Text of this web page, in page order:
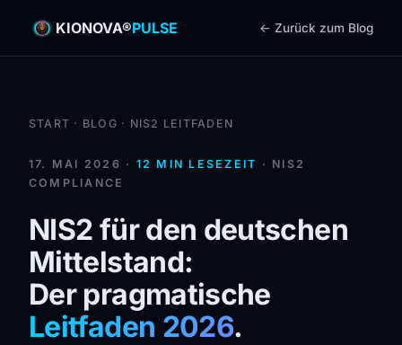
KIONOVA®PULSE ← Zurück zum Blog
START · BLOG · NIS2 LEITFADEN
17. MAI 2026 · 12 MIN LESEZEIT · NIS2
COMPLIANCE
NIS2 für den deutschen
Mittelstand:
Der pragmatische
Leitfaden 2026.